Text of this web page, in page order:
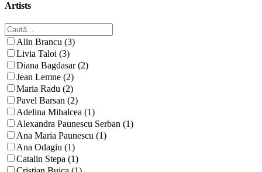
Artists
Alin Brancu (3)
Livia Taloi (3)
Diana Bagdasar (2)
Jean Lemne (2)
Maria Radu (2)
Pavel Barsan (2)
Adelina Mihalcea (1)
Alexandra Paunescu Serban (1)
Ana Maria Paunescu (1)
Ana Odagiu (1)
Catalin Stepa (1)